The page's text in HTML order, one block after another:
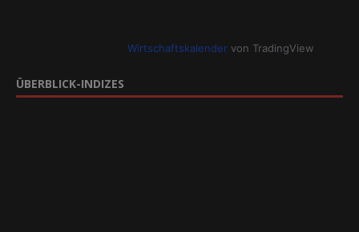
Wirtschaftskalendervon TradingView
ÜBERBLICK-INDIZES